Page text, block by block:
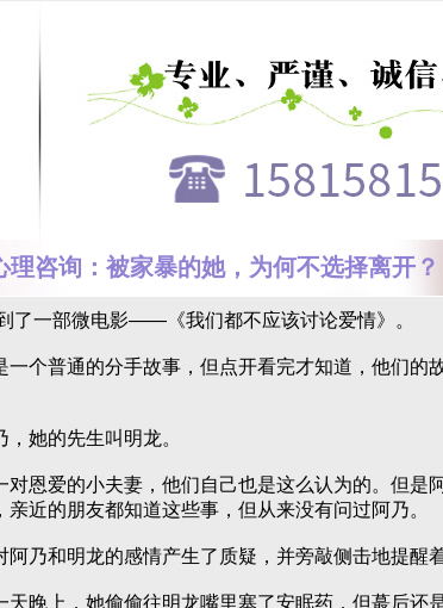
理咨询：被家暴的她，为何不选择离开？
一部微电影——《我们都不应该讨论爱情》。
个普通的分手故事， 但点开看完才知道，他们的
她的先生叫明龙。
爱的小夫妻，他们自己也是这么认为的。但是
近的朋友都知道这些事，但从来没有问过阿乃。
和明龙的感情产生了质疑，并旁敲侧击地提醒着
上，她偷偷往明龙嘴里塞了安眠药，但蕞后还